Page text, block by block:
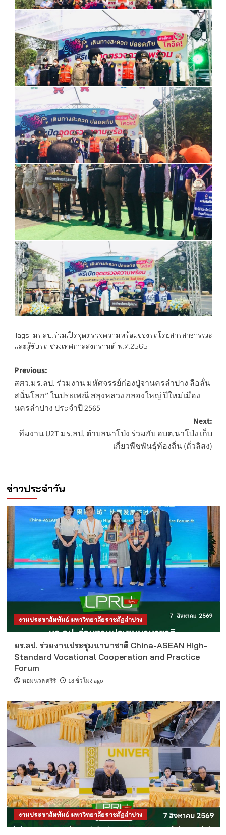
Tags: มร.ลป.ร่วมเปิดจุดตรวจความพร้อมของรถโดยสารสาธารณะ
และผู้ขับรถ ช่วงเทศกาลสงกรานต์ พ.ศ.2565
Post
navigation
Previous:
สศว.มร.ลป. ร่วมงาน มหัศจรรย์ก๋องปู่จานครลำปาง ลือลั่น
สนั่นโลก” ในประเพณี สลุงหลวง กลองใหญ่ ปีใหม่เมือง
นครลำปาง ประจำปี 2565
Next:
ทีมงาน U2T มร.ลป. ตำบลนาโป่ง ร่วมกับ อบต.นาโป่ง เก็บ
เกี่ยวพืชพันธุ์ท้องถิ่น (ถั่วลิสง)
ข่าวประจำวัน
งานประชาสัมพันธ์ มหาวิทยาลัยราชภัฏลำปาง
มร.ลป. ร่วมงานประชุมนานาชาติ China-ASEAN High-
Standard Vocational Cooperation and Practice
Forum
หอมนวล ศรีริ 18 ชั่วโมง ago
งานประชาสัมพันธ์ มหาวิทยาลัยราชภัฏลำปาง